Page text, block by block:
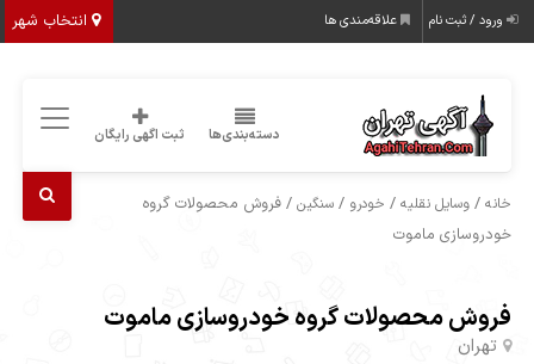
انتخاب شهر ورود / ثبت نام علاقه‌مندی ها
دسته‌بندی‌ها ثبت اگهی رایگان
خانه /وسایل نقلیه / خودرو /سنگین / فروش محصولات گروه
خودروسازی ماموت
فروش محصولات گروه خودروسازی ماموت
تهران